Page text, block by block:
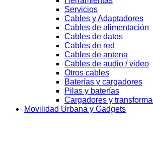
Servicios
Cables y Adaptadores
Cables de alimentación
Cables de datos
Cables de red
Cables de antena
Cables de audio / video
Otros cables
Baterías y cargadores
Pilas y baterías
Cargadores y
Movilidad Urbana y Gadgets